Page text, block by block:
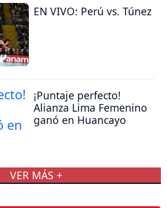
EN VIVO: Perú vs. Túnez
¡Puntaje perfecto!
Alianza Lima Femenino
ganó en Huancayo
VER MÁS +